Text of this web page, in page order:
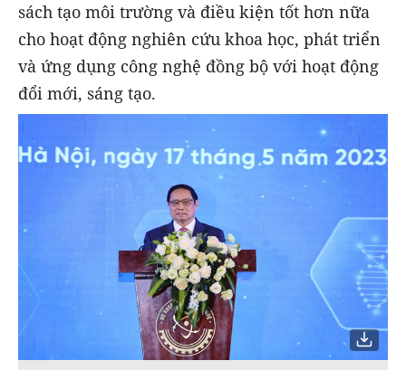
sách tạo môi trường và điều kiện tốt hơn nữa
cho hoạt động nghiên cứu khoa học, phát triển
và ứng dụng công nghệ đồng bộ với hoạt động
đổi mới, sáng tạo.